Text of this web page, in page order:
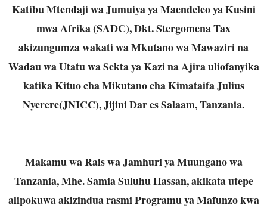
Katibu Mtendaji wa Jumuiya ya Maendeleo ya Kusini
mwa Afrika (SADC), Dkt. Stergomena Tax
akizungumza wakati wa Mkutano wa Mawaziri na
Wadau wa Utatu wa Sekta ya Kazi na Ajira uliofanyika
katika Kituo cha Mikutano cha Kimataifa Julius
Nyerere(JNICC), Jijini Dar es Salaam, Tanzania.
Makamu wa Rais wa Jamhuri ya Muungano wa
Tanzania, Mhe. Samia Suluhu Hassan, akikata utepe
alipokuwa akizindua rasmi Programu ya Mafunzo kwa